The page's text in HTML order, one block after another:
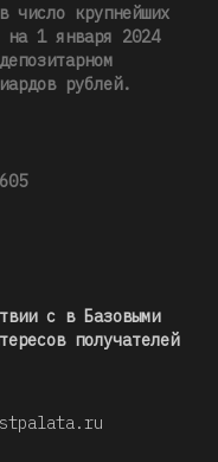
число крупнейших
на 1 января 2024
рублей.
с в Базовыми
получателей